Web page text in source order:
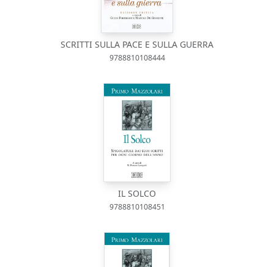
SCRITTI SULLA PACE E SULLA GUERRA
9788810108444
IL SOLCO
9788810108451